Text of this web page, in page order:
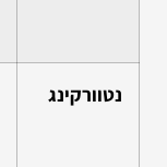
נטוורקינג